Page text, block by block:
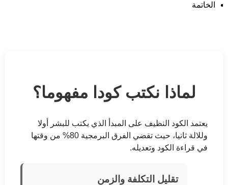
الخاتمة
لماذا نكتب كودا مفهوما؟
يعتمد الكود النظيف على المبدأ الذي يكتب للبشر أولا
وللالة ثانيا، حيث تقضي الفرق البرمجية 80% من وقتها
في قراءة الكود وتعديله.
تقليل التكلفة والزمن